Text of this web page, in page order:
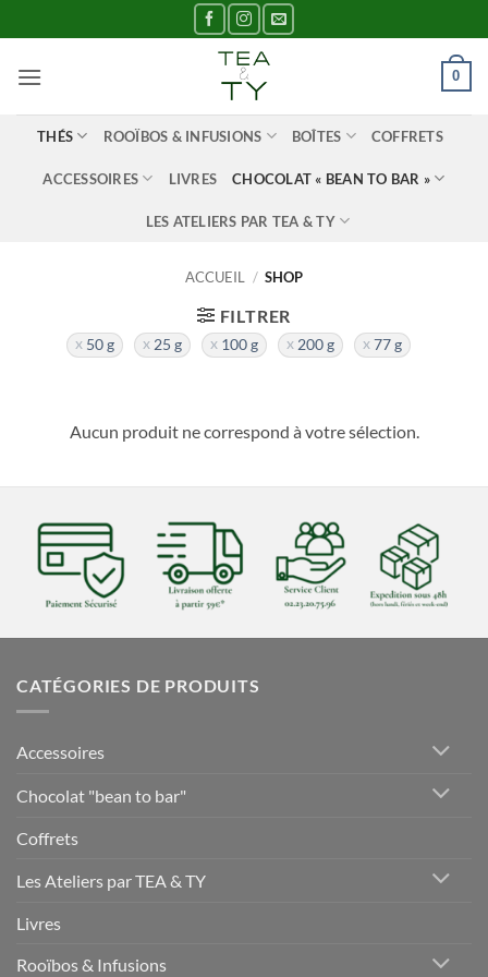
au
contenu
0
THÉS ROOÏBOS & INFUSIONS BOÎTES COFFRETS
ACCESSOIRES LIVRES CHOCOLAT « BEAN TO BAR »
LES ATELIERS PAR TEA & TY
ACCUEIL / SHOP
FILTRER
50 g 25 g 100 g 200 g 77 g
Aucun produit ne correspond à votre sélection.
CATÉGORIES DE PRODUITS
Accessoires
Chocolat "bean to bar"
Coffrets
Les Ateliers par TEA & TY
Livres
Rooïbos & Infusions